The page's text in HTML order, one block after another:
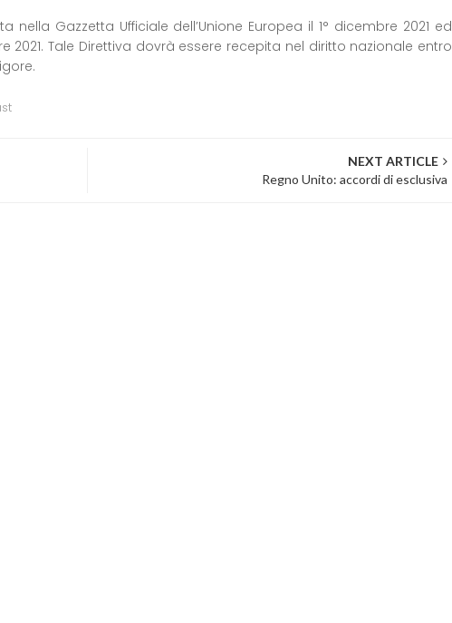
nella Gazzetta Ufficiale dell’Unione Europea il 1° dicembre 2021 ed
2021. Tale Direttiva dovrà essere recepita nel diritto nazionale entro
NEXT ARTICLE
Regno Unito: accordi di esclusiva